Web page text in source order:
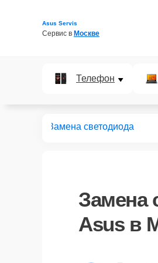
Asus Servis
Сервис в Москве
Телефон
Замена светодиода
Замена
Asus в